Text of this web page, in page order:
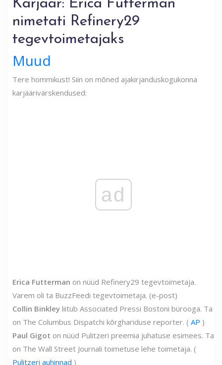
Karjäär: Erica Futterman
nimetati Refinery29
tegevtoimetajaks
Muud
Tere hommikust! Siin on mõned ajakirjanduskogukonna
karjäärivärskendused:
ad
Erica Futterman on nüüd Refinery29 tegevtoimetaja.
Varem oli ta BuzzFeedi tegevtoimetaja. (e-post)
Collin Binkley liitub Associated Pressi Bostoni bürooga. Ta
on The Columbus Dispatchi kõrghariduse reporter. ( AP )
Paul Gigot on nüüd Pulitzeri preemia juhatuse esimees. Ta
on The Wall Street Journali toimetuse lehe toimetaja. (
Pulitzeri auhinnad )